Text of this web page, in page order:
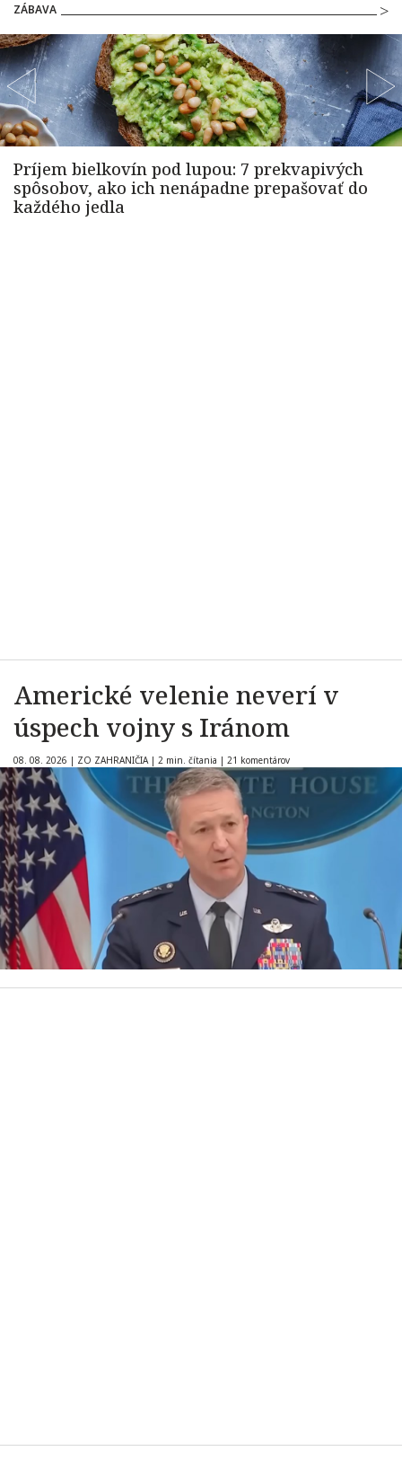
ZÁBAVA
Americké velenie neverí v
úspech vojny s Iránom
08. 08. 2026 | ZO ZAHRANIČIA | 2 min. čítania | 21 komentárov